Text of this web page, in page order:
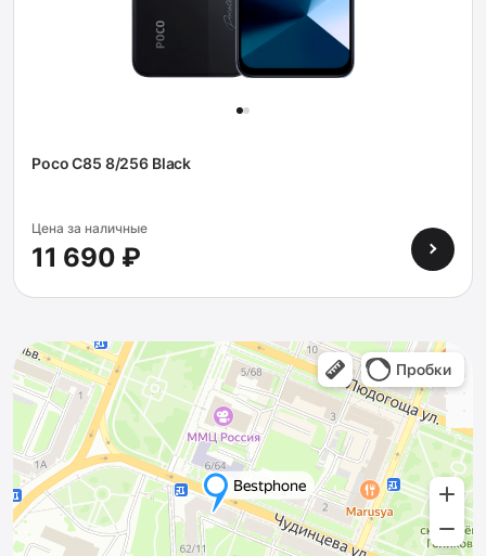
Poco C85 8/256 Black
Цена за наличные
11 690 ₽